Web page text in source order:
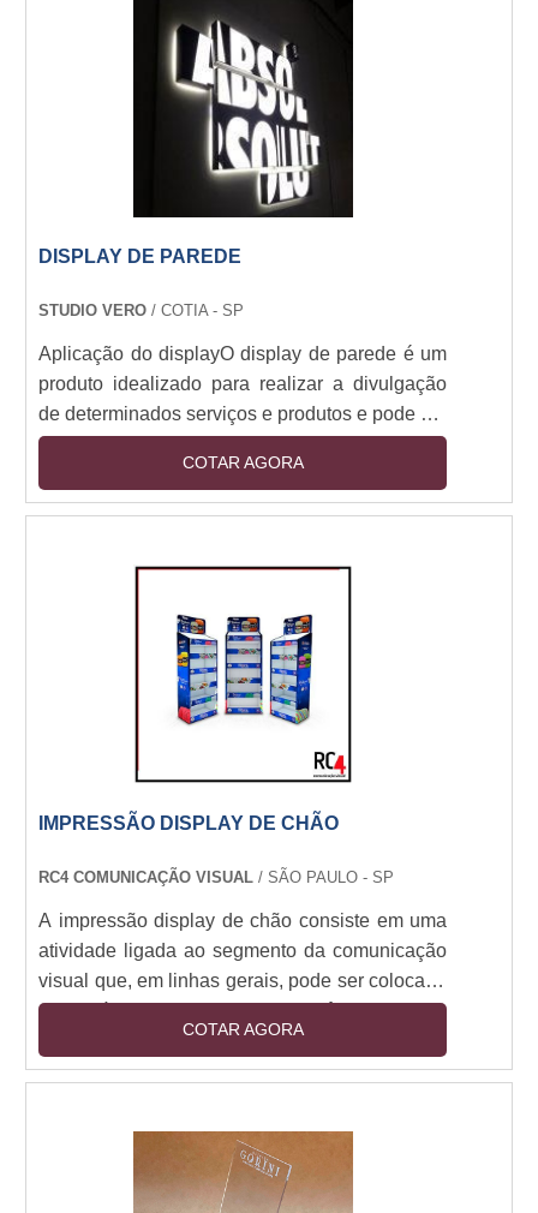
qualidade e eficiência na visibilidade do
anúncio onde é veiculado.Listagem de
benefícios no uso do display....
DISPLAY DE PAREDE
STUDIO VERO / COTIA - SP
Aplicação do displayO display de parede é um
produto idealizado para realizar a divulgação
de determinados serviços e produtos e pode ser
instalado em diversos lugares como, por
exemplo, na parede de pontos de vendas, lojas,
eventos e em agências.Fabricação
parede pode ser fabricado com diversos
COTAR AGORA
IMPRESSÃO DISPLAY DE CHÃO
RC4 COMUNICAÇÃO VISUAL / SÃO PAULO - SP
A impressão display de chão consiste em uma
atividade ligada ao segmento da comunicação
visual que, em linhas gerais, pode ser colocada
em prática com base em três diferentes
métodos. São eles: Impressão digital,
Impressão eco-solvente, Impressão a laser.As
diz respeito à função que deve ser cumprida por
uma impressão como esta, a informação fica
por conta de que os apliques devem, acima de
COTAR AGORA